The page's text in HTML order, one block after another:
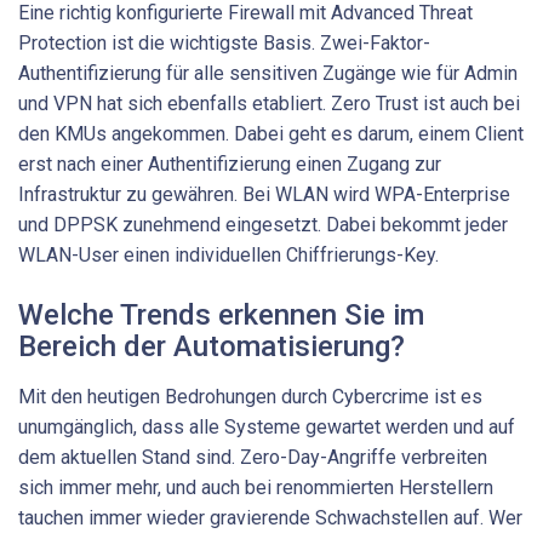
Eine richtig konfigurierte Firewall mit Advanced Threat
Protection ist die wichtigste Basis. Zwei-Faktor-
Authentifizierung für alle sensitiven Zugänge wie für Admin
und VPN hat sich ebenfalls etabliert. Zero Trust ist auch bei
den KMUs angekommen. Dabei geht es darum, einem Client
erst nach einer Authentifizierung einen Zugang zur
Infrastruktur zu ­gewähren. Bei WLAN wird WPA-Enterprise
und DPPSK zunehmend eingesetzt. Dabei bekommt jeder
WLAN-User einen individuellen Chiffrierungs-Key.
Welche Trends erkennen Sie im
Bereich der Automatisierung?
Mit den heutigen Bedrohungen durch Cybercrime ist es
unumgänglich, dass alle Systeme gewartet werden und auf
dem aktuellen Stand sind. Zero-Day-Angriffe verbreiten
sich immer mehr, und auch bei renommierten Herstellern
tauchen immer wieder gravierende Schwachstellen auf. Wer